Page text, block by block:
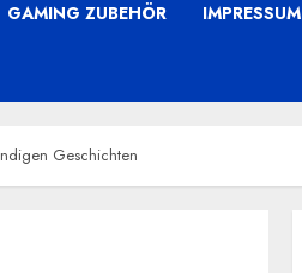
GAMING ZUBEHÖR IMPRESSUM
Geschichten